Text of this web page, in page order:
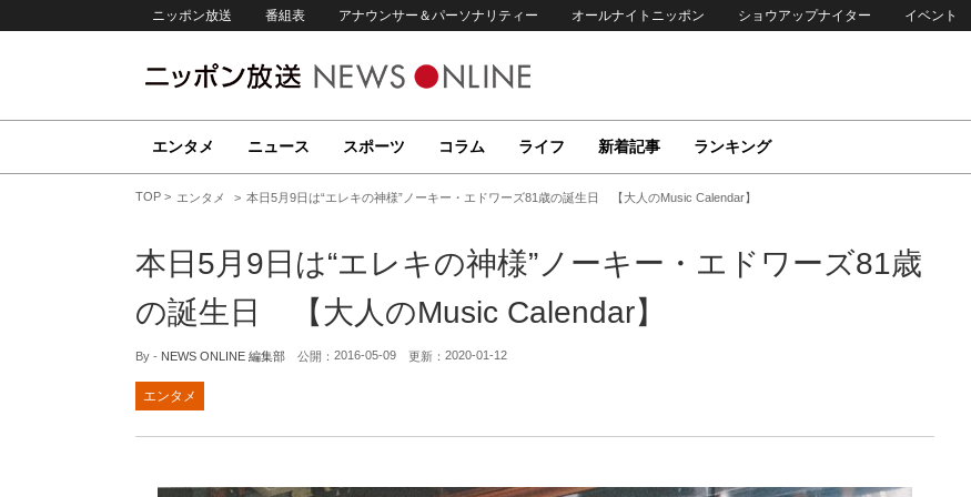
ニッポン放送 番組表 アナウンサー＆パーソナリティー オールナイトニッポン ショウアップナイター イベント
エンタメ ニュース スポーツ コラム ライフ 新着記事 ランキング
TOP エンタメ 本日5月9日は“エレキの神様”ノーキー・エドワーズ81歳の誕生日 【大人のMusic Calendar】
本日5月9日は“エレキの神様”ノーキー・エドワーズ81歳
の誕生日 【大人のMusic Calendar】
By - NEWS ONLINE 編集部 公開： 2016-05-09 更新： 2020-01-12
エンタメ